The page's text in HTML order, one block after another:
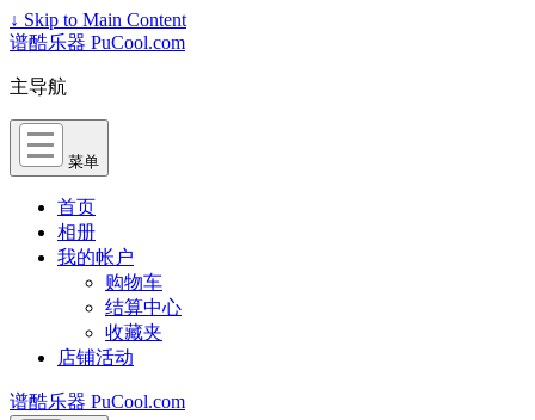
↓ Skip to Main Content
谱酷乐器 PuCool.com
主导航
菜单
首页
相册
我的帐户
购物车
结算中心
收藏夹
店铺活动
谱酷乐器 PuCool.com